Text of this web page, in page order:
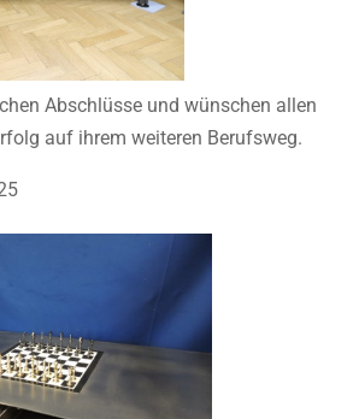
Abschlüsse und wünschen allen
auf ihrem weiteren Berufsweg.